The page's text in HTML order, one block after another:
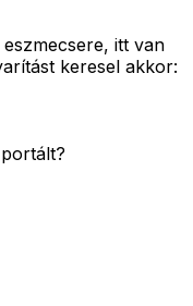
itt van
keresel akkor: